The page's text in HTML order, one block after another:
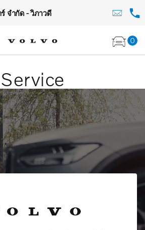
จำกัด - วิภาวดี
0
Service